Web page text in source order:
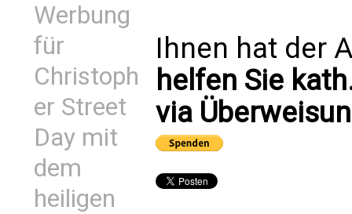
Werbung
für
Christoph
er Street
Day mit
dem
heiligen
Ihnen hat der
helfen Sie
via